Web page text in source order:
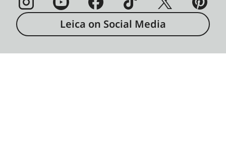
Leica on Social Media